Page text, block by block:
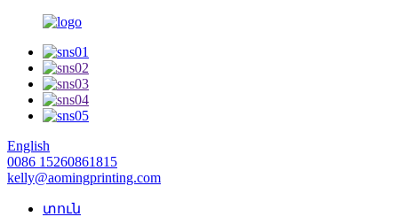
English
0086 15260861815
kelly@aomingprinting.com
տուն